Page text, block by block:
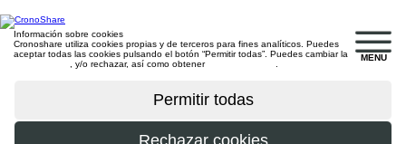
MENU
Información sobre cookies
Cronoshare utiliza cookies propias y de terceros para fines analíticos. Puedes
aceptar todas las cookies pulsando el botón “Permitir todas”. Puedes cambiar la
, y/o rechazar, así como obtener